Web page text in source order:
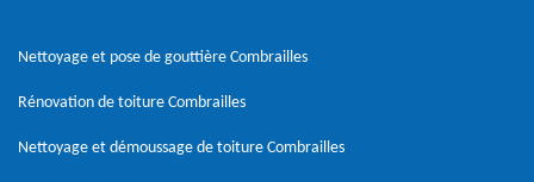
Nettoyage et pose de gouttière Combrailles
Rénovation de toiture Combrailles
Nettoyage et démoussage de toiture Combrailles